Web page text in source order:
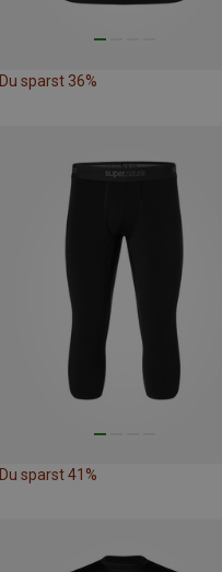
Du sparst 36%
Du sparst 41%